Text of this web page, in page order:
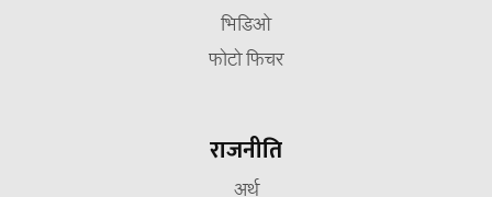
भिडिओ
फोटो फिचर
राजनीति
अर्थ